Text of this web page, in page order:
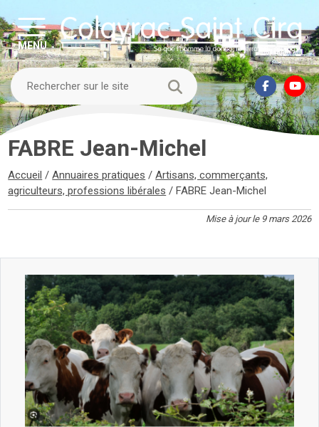
MENU
FABRE Jean-Michel
Accueil /Annuaires pratiques /Artisans, commerçants,
agriculteurs, professions libérales /FABRE Jean-Michel
Mise à jour le 9 mars 2026